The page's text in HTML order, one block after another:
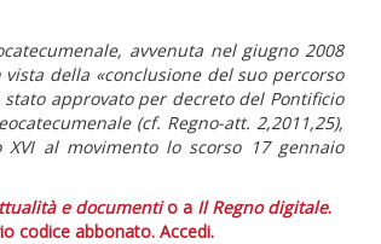
avvenuta nel giugno 2008
della «conclusione del suo percorso
approvato per decreto del Pontificio
(cf. Regno-att. 2,2011,25),
al movimento lo scorso 17 gennaio
e documentio a Il Regno digitale.
codice abbonato. Accedi.